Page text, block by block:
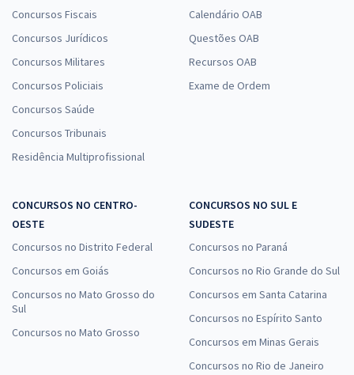
23,33
Economize R$ 69,98 (-20%)
Laboratório - Área: Análises Clínicas
à vista
ou 12x de
R$19,99
Economize R$ 59,98 (-20%)
Comprar
UNIRIO - Universidade Federal do Estado do Rio de Janeiro - Técnico
Concursos Fiscais
Concursos Jurídicos
Concursos Militares
Concursos Policiais
Concursos Saúde
Concursos Tribunais
Residência Multiprofissional
Calendário OAB
Questões OAB
Recursos OAB
Exame de Ordem
CONCURSOS NO CENTRO-
OESTE
Concursos no Distrito Federal
Concursos em Goiás
Concursos no Mato Grosso do
Sul
Concursos no Mato Grosso
CONCURSOS NO SUL E
SUDESTE
Concursos no Paraná
Concursos no Rio Grande do Sul
Concursos em Santa Catarina
Concursos no Espírito Santo
Concursos em Minas Gerais
Concursos no Rio de Janeiro